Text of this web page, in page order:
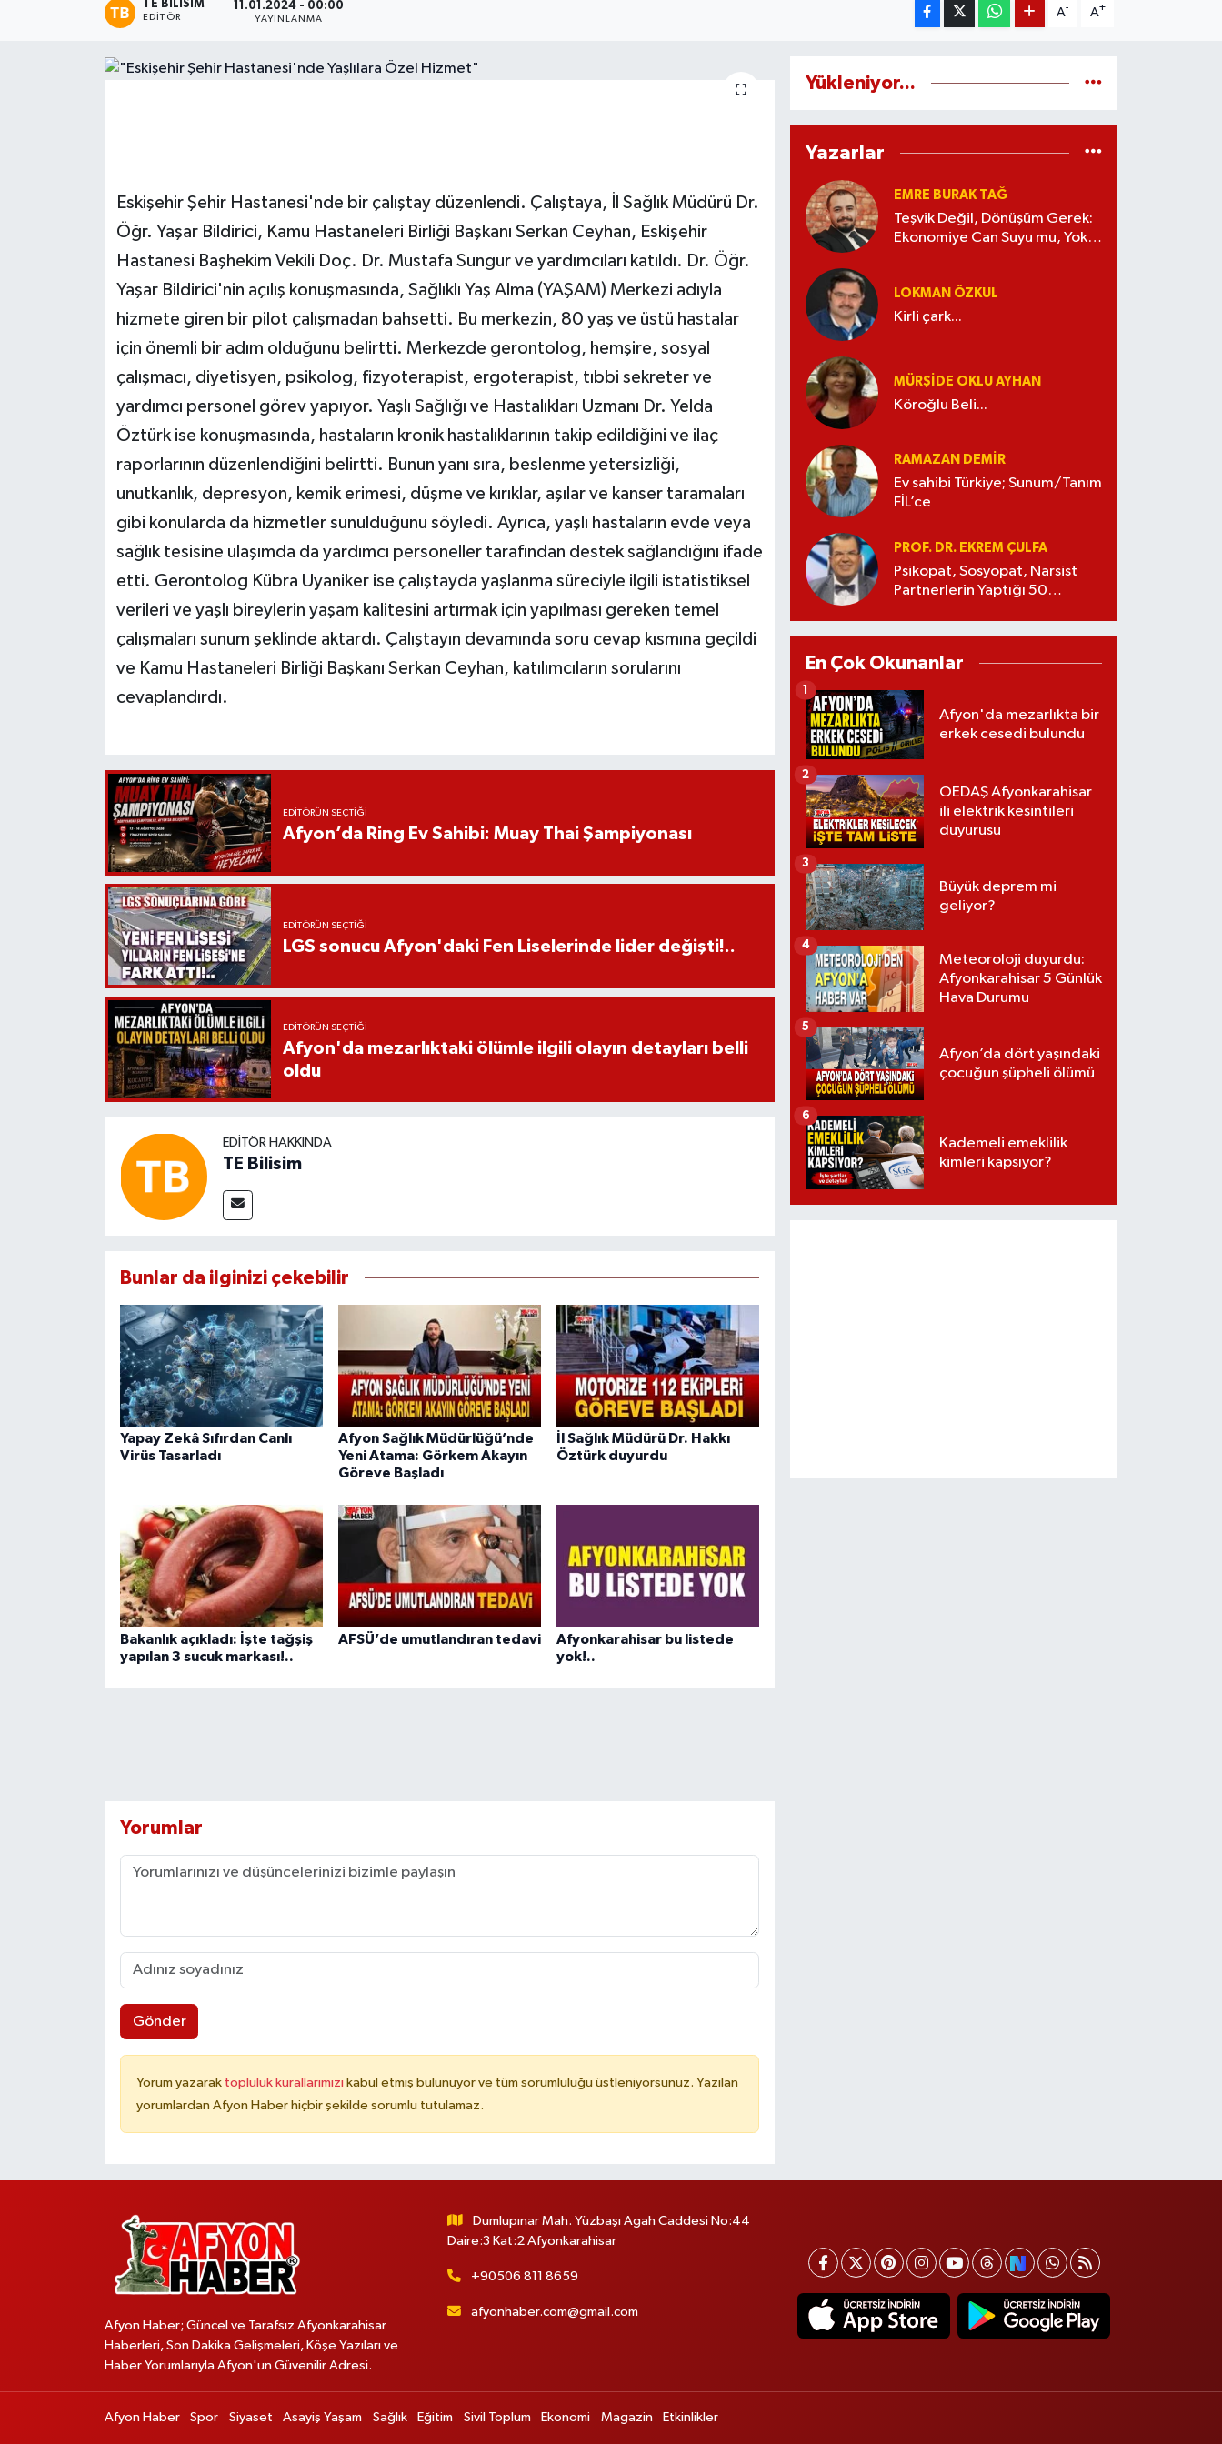
TE BILISIM
EDITÖR
11.01.2024 - 00:00
YAYINLANMA
A- A+
Eskişehir Şehir Hastanesi'nde bir çalıştay düzenlendi. Çalıştaya, İl Sağlık Müdürü Dr.
Öğr. Yaşar Bildirici, Kamu Hastaneleri Birliği Başkanı Serkan Ceyhan, Eskişehir
Hastanesi Başhekim Vekili Doç. Dr. Mustafa Sungur ve yardımcıları katıldı. Dr. Öğr.
Yaşar Bildirici'nin açılış konuşmasında, Sağlıklı Yaş Alma (YAŞAM) Merkezi adıyla
hizmete giren bir pilot çalışmadan bahsetti. Bu merkezin, 80 yaş ve üstü hastalar
için önemli bir adım olduğunu belirtti. Merkezde gerontolog, hemşire, sosyal
çalışmacı, diyetisyen, psikolog, fizyoterapist, ergoterapist, tıbbi sekreter ve
yardımcı personel görev yapıyor. Yaşlı Sağlığı ve Hastalıkları Uzmanı Dr. Yelda
Öztürk ise konuşmasında, hastaların kronik hastalıklarının takip edildiğini ve ilaç
raporlarının düzenlendiğini belirtti. Bunun yanı sıra, beslenme yetersizliği,
unutkanlık, depresyon, kemik erimesi, düşme ve kırıklar, aşılar ve kanser taramaları
gibi konularda da hizmetler sunulduğunu söyledi. Ayrıca, yaşlı hastaların evde veya
sağlık tesisine ulaşımda da yardımcı personeller tarafından destek sağlandığını ifade
etti. Gerontolog Kübra Uyaniker ise çalıştayda yaşlanma süreciyle ilgili istatistiksel
verileri ve yaşlı bireylerin yaşam kalitesini artırmak için yapılması gereken temel
çalışmaları sunum şeklinde aktardı. Çalıştayın devamında soru cevap kısmına geçildi
ve Kamu Hastaneleri Birliği Başkanı Serkan Ceyhan, katılımcıların sorularını
cevaplandırdı.
EDITÖRÜN SEÇTIĞI
Afyon’da Ring Ev Sahibi: Muay Thai Şampiyonası
EDITÖRÜN SEÇTIĞI
LGS sonucu Afyon'daki Fen Liselerinde lider değişti!..
EDITÖRÜN SEÇTIĞI
Afyon'da mezarlıktaki ölümle ilgili olayın detayları belli
oldu
EDITÖR HAKKINDA
TE Bilisim
Bunlar da ilginizi çekebilir
Yapay Zekâ Sıfırdan Canlı
Virüs Tasarladı
Afyon Sağlık Müdürlüğü’nde
Yeni Atama: Görkem Akayın
Göreve Başladı
İl Sağlık Müdürü Dr. Hakkı
Öztürk duyurdu
Bakanlık açıkladı: İşte tağşiş
yapılan 3 sucuk markası!..
AFSÜ’de umutlandıran tedavi
Afyonkarahisar bu listede
yok!..
Yorumlar
Gönder
Yorum yazarak topluluk kurallarımızı kabul etmiş bulunuyor ve tüm sorumluluğu üstleniyorsunuz. Yazılan
yorumlardan Afyon Haber hiçbir şekilde sorumlu tutulamaz.
Yükleniyor...
Yazarlar
EMRE BURAK TAĞ
Teşvik Değil, Dönüşüm Gerek:
Ekonomiye Can Suyu mu, Yoksa
LOKMAN ÖZKUL
Kirli çark...
MÜRŞIDE OKLU AYHAN
Köroğlu Beli...
RAMAZAN DEMİR
Ev sahibi Türkiye; Sunum/Tanım
FİL’ce
PROF. DR. EKREM ÇULFA
Psikopat, Sosyopat, Narsist
Partnerlerin Yaptığı 50
En Çok Okunanlar
Afyon'da mezarlıkta bir
erkek cesedi bulundu
1
OEDAŞ Afyonkarahisar
ili elektrik kesintileri
duyurusu
2
Büyük deprem mi
geliyor?
3
Meteoroloji duyurdu:
Afyonkarahisar 5 Günlük
Hava Durumu
4
Afyon’da dört yaşındaki
çocuğun şüpheli ölümü
5
Kademeli emeklilik
kimleri kapsıyor?
6
Afyon Haber; Güncel ve Tarafsız Afyonkarahisar
Haberleri, Son Dakika Gelişmeleri, Köşe Yazıları ve
Haber Yorumlarıyla Afyon'un Güvenilir Adresi.
Dumlupınar Mah. Yüzbaşı Agah Caddesi No:44
Daire:3 Kat:2 Afyonkarahisar
+90506 811 8659
afyonhaber.com@gmail.com
Afyon Haber Spor Siyaset Asayiş Yaşam Sağlık Eğitim Sivil Toplum Ekonomi Magazin Etkinlikler
Magazin